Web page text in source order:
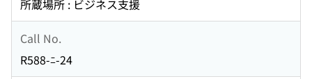
所蔵場所 : ビジネス支援
Call No.
R588-ﾆ-24